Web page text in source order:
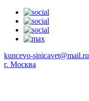
kuncevo-sinicavet@mail.ru
г. Москва